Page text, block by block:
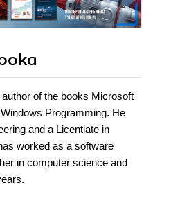
of the books Microsoft
Programming. He
and a Licentiate in
worked as a software
in computer science and